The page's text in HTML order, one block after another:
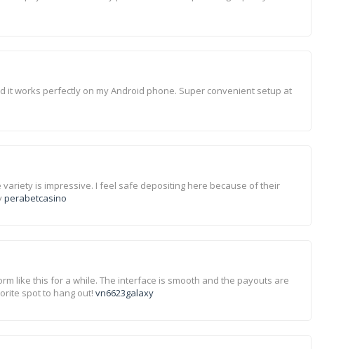
it works perfectly on my Android phone. Super convenient setup at
is impressive. I feel safe depositing here because of their
perabetcasino
like this for a while. The interface is smooth and the payouts are
spot to hang out! vn6623galaxy